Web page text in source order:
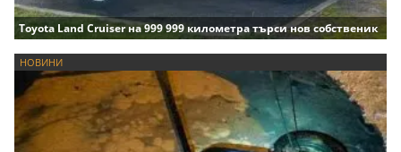
Toyota Land Cruiser на 999 999 километра търси нов собственик
НОВИНИ